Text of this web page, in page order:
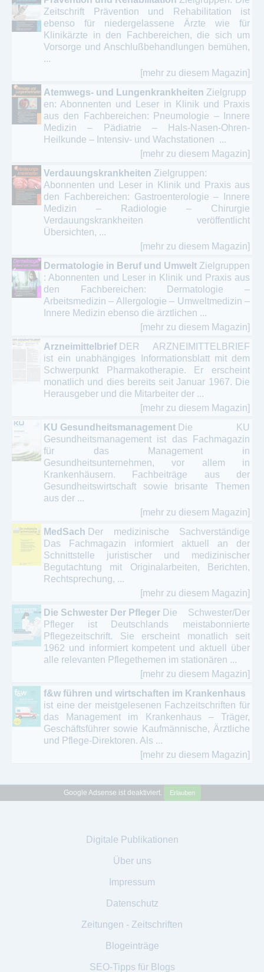
Zeitschrift Prävention und Rehabilitation ist
ebenso für niedergelassene Ärzte wie für
Klinikärzte in den Fachbereichen, die sich um
Vorsorge und Anschlußbehandlungen bemühen,
...
[mehr zu diesem Magazin]
Atemwegs- und Lungenkrankheiten Zielgrupp
en: Abonnenten und Leser in Klinik und Praxis
aus den Fachbereichen: Pneumologie – Innere
Medizin – Pädiatrie – Hals-Nasen-Ohren-
Heilkunde – Intensiv- und Wachstationen ...
[mehr zu diesem Magazin]
Verdauungskrankheiten Zielgruppen:
Abonnenten und Leser in Klinik und Praxis aus
den Fachbereichen: Gastroenterologie – Innere
Medizin – Radiologie – Chirurgie
Verdauungskrankheiten veröffentlicht
Übersichten, ...
[mehr zu diesem Magazin]
Dermatologie in Beruf und Umwelt Zielgruppen
: Abonnenten und Leser in Klinik und Praxis aus
den Fachbereichen: Dermatologie –
Arbeitsmedizin – Allergologie – Umweltmedizin –
Innere Medizin ebenso die ärztlichen ...
[mehr zu diesem Magazin]
Arzneimittelbrief DER ARZNEIMITTELBRIEF
ist ein unabhängiges Informationsblatt mit dem
Schwerpunkt Pharmakotherapie. Er erscheint
monatlich und dies bereits seit Januar 1967. Die
Herausgeber und die Mitarbeiter der ...
[mehr zu diesem Magazin]
KU Gesundheitsmanagement Die KU
Gesundheitsmanagement ist das Fachmagazin
für das Management in
Gesundheitsunternehmen, vor allem in
Krankenhäusern. Fachbeiträge aus der
Gesundheitswirtschaft sowie brisante Themen
aus der ...
[mehr zu diesem Magazin]
MedSach Der medizinische Sachverständige
Das Fachmagazin informiert aktuell an der
Schnittstelle juristischer und medizinischer
Begutachtung mit Originalarbeiten, Berichten,
Rechtsprechung, ...
[mehr zu diesem Magazin]
Die Schwester Der Pfleger Die Schwester/Der
Pfleger ist Deutschlands meistabonnierte
Pflegezeitschrift. Sie erscheint monatlich seit
1962 und informiert kompetent und aktuell über
alle relevanten Pflegethemen im stationären ...
[mehr zu diesem Magazin]
f&w führen und wirtschaften im Krankenhaus
ist eine der meistgelesenen Fachzeitschriften für
das Management im Krankenhaus – Träger,
Geschäftsführer sowie Kaufmännische, Ärztliche
und Pflege-Direktoren. Als ...
[mehr zu diesem Magazin]
Google Adsense ist deaktiviert. Erlauben
Digitale Publikationen
Über uns
Impressum
Datenschutz
Zeitungen - Zeitschriften
Blogeinträge
SEO-Tipps für Blogs